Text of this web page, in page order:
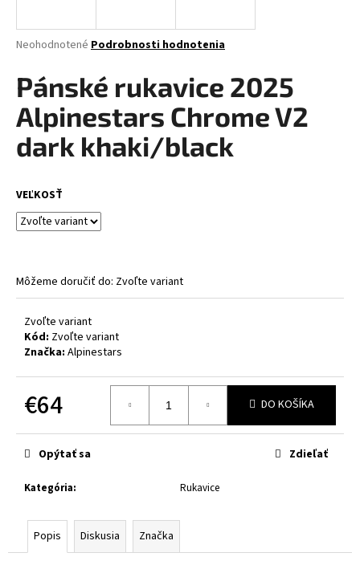
Priemerné
produktu
je
0,0
z
hviezdičiek.
Neohodnotené Podrobnosti hodnotenia
Pánské rukavice 2025
Alpinestars Chrome V2
dark khaki/black
VEĽKOSŤ
Môžeme doručiť do: Zvoľte variant
Zvoľte variant
Kód: Zvoľte variant
Značka: Alpinestars
€64
cena:
DO KOŠÍKA
Kategória: Rukavice
Opýtať sa Zdieľať
Popis Diskusia Značka
j
ť
?
d
p
ú
a
m
CABERG
MATT
€314